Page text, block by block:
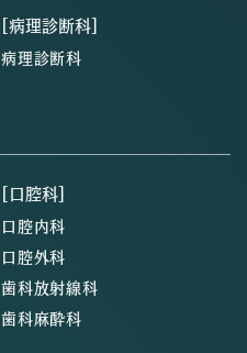
[病理診断科]
病理診断科
[口腔科]
口腔内科
口腔外科
歯科放射線科
歯科麻酔科